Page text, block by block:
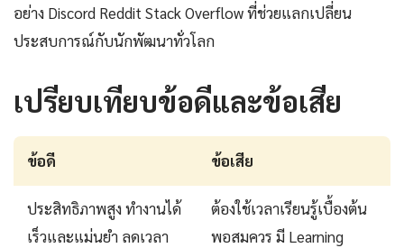
อย่าง Discord Reddit Stack Overflow ที่ช่วยแลกเปลี่ยน
ประสบการณ์กับนักพัฒนาทั่วโลก
เปรียบเทียบข้อดีและข้อเสีย
ข้อดี ข้อเสีย
ประสิทธิภาพสูง ทำงานได้
เร็วและแม่นยำ ลดเวลา
ต้องใช้เวลาเรียนรู้เบื้องต้น
พอสมควร มี Learning